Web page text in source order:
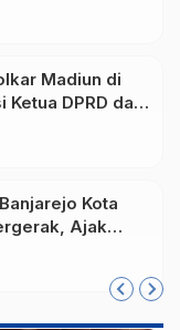
Madiun di
Ketua DPRD dan
Kota
Ajak
dari Rumah